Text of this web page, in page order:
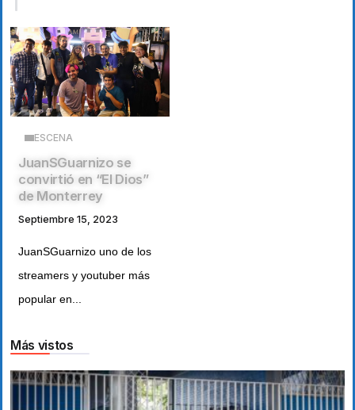
ESCENA
JuanSGuarnizo se
convirtió en “El Dios”
de Monterrey
Septiembre 15, 2023
JuanSGuarnizo uno de los
streamers y youtuber más
popular en...
Más vistos